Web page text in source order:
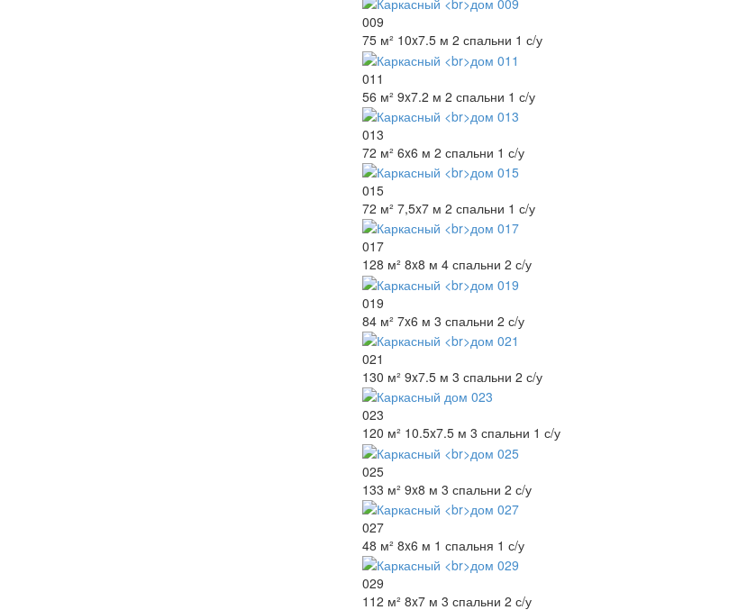
009
75 м² 10x7.5 м 2 спальни 1 с/у
011
56 м² 9x7.2 м 2 спальни 1 с/у
013
72 м² 6x6 м 2 спальни 1 с/у
015
72 м² 7,5x7 м 2 спальни 1 с/у
017
128 м² 8x8 м 4 спальни 2 с/у
019
84 м² 7x6 м 3 спальни 2 с/у
021
130 м² 9x7.5 м 3 спальни 2 с/у
023
120 м² 10.5x7.5 м 3 спальни 1 с/у
025
133 м² 9x8 м 3 спальни 2 с/у
027
48 м² 8x6 м 1 спальня 1 с/у
029
112 м² 8x7 м 3 спальни 2 с/у